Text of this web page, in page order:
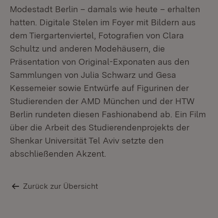
Modestadt Berlin – damals wie heute – erhalten
hatten. Digitale Stelen im Foyer mit Bildern aus
dem Tiergartenviertel, Fotografien von Clara
Schultz und anderen Modehäusern, die
Präsentation von Original-Exponaten aus den
Sammlungen von Julia Schwarz und Gesa
Kessemeier sowie Entwürfe auf Figurinen der
Studierenden der AMD München und der HTW
Berlin rundeten diesen Fashionabend ab. Ein Film
über die Arbeit des Studierendenprojekts der
Shenkar Universität Tel Aviv setzte den
abschließenden Akzent.
Zurück zur Übersicht